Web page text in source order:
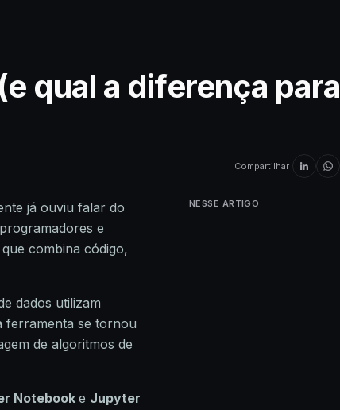
qual a diferença para
Compartilhar
já ouviu falar do
e
combina código,
dados utilizam
ferramenta se tornou
de algoritmos de
Notebooke Jupyter
NESSE ARTIGO